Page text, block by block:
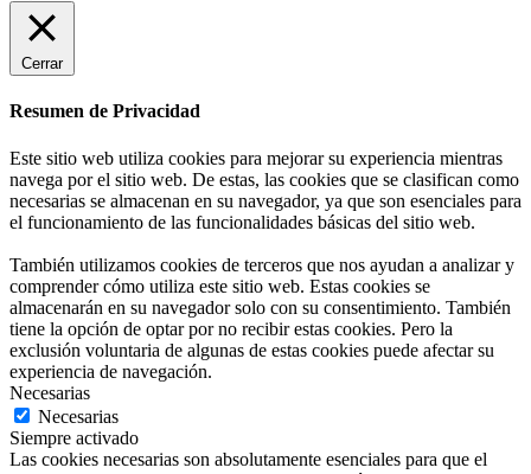
Cerrar
Resumen de Privacidad
Este sitio web utiliza cookies para mejorar su experiencia mientras
navega por el sitio web. De estas, las cookies que se clasifican como
necesarias se almacenan en su navegador, ya que son esenciales para
el funcionamiento de las funcionalidades básicas del sitio web.
También utilizamos cookies de terceros que nos ayudan a analizar y
comprender cómo utiliza este sitio web. Estas cookies se
almacenarán en su navegador solo con su consentimiento. También
tiene la opción de optar por no recibir estas cookies. Pero la
exclusión voluntaria de algunas de estas cookies puede afectar su
experiencia de navegación.
Necesarias
Necesarias
Siempre activado
Las cookies necesarias son absolutamente esenciales para que el